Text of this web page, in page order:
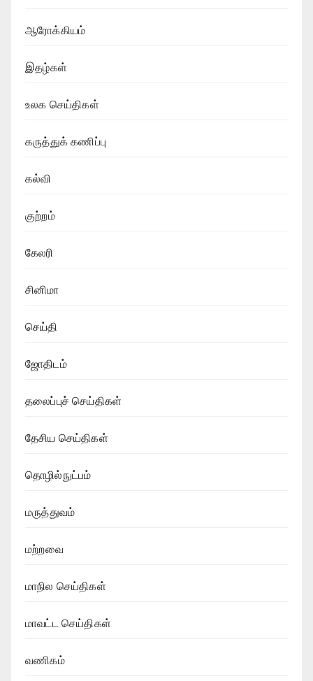
ஆரோக்கியம்
இதழ்கள்
உலக செய்திகள்
கருத்துக் கணிப்பு
கல்வி
குற்றம்
கேலரி
சினிமா
செய்தி
ஜோதிடம்
தலைப்புச் செய்திகள்
தேசிய செய்திகள்
தொழில்நுட்பம்
மருத்துவம்
மற்றவை
மாநில செய்திகள்
மாவட்ட செய்திகள்
வணிகம்